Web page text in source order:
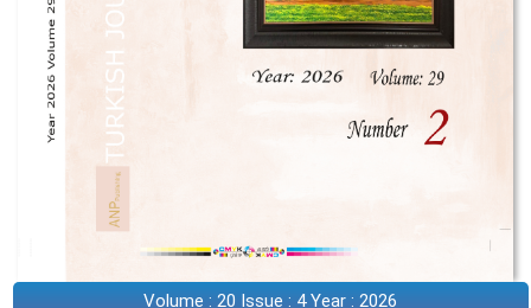
Volume : 20 Issue : 4 Year : 2026